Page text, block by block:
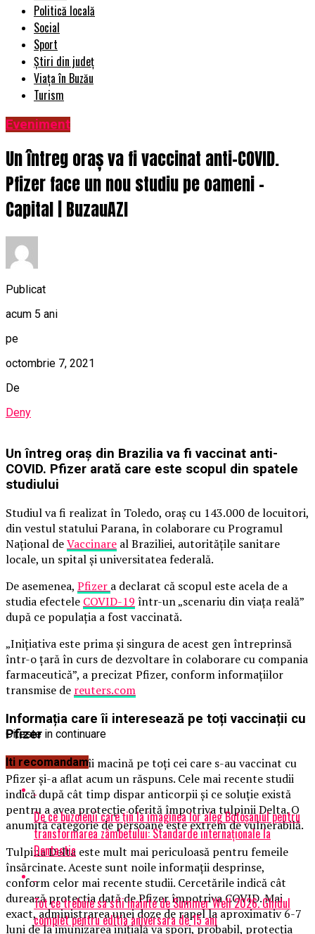
Politică locală
Social
Sport
Știri din județ
Viața în Buzău
Turism
Eveniment
Un întreg oraș va fi vaccinat anti-COVID.
Pfizer face un nou studiu pe oameni –
Capital | BuzauAZI
Publicat
acum 5 ani
pe
octombrie 7, 2021
De
Deny
Un întreg oraș din Brazilia va fi vaccinat anti-
COVID. Pfizer arată care este scopul din spatele
studiului
Studiul va fi realizat în Toledo, oraş cu 143.000 de locuitori,
din vestul statului Parana, în colaborare cu Programul
Naţional deVaccinare al Braziliei, autorităţile sanitare
locale, un spital şi universitatea federală.
De asemenea, Pfizer a declarat că scopul este acela de a
studia efectele COVID-19 într-un „scenariu din viaţa reală”
după ce populaţia a fost vaccinată.
„Iniţiativa este prima şi singura de acest gen întreprinsă
într-o ţară în curs de dezvoltare în colaborare cu compania
farmaceutică”, a precizat Pfizer, conform informațiilor
transmise de reuters.com
Informația care îi interesează pe toți vaccinații cu
Pfizer
Întrebarea care îi macină pe toți cei care s-au vaccinat cu
Pfizer și-a aflat acum un răspuns. Cele mai recente studii
indică după cât timp dispar anticorpii și ce soluție există
pentru a avea protecție oferită împotriva tulpinii Delta. O
anumită categorie de persoane este extrem de vulnerabilă.
Tulpina Delta este mult mai periculoasă pentru femeile
însărcinate. Aceste sunt noile informații desprinse,
conform celor mai recente studii. Cercetările indică cât
durează protecția dată de Pfizer împotriva COVID. Mai
exact, administrarea unei doze de rapel la aproximativ 6-7
luni de la imunizarea inițială va spori, probabil, protecția
Citeste in continuare
Iti recomandam
De ce buzoienii care țin la imaginea lor aleg Botoșaniul pentru
transformarea zâmbetului: Standarde internaționale la
Dentastic
Tot ce trebuie sa stii inainte de Summer Well 2026. Ghidul
complet pentru editia aniversara de 15 ani